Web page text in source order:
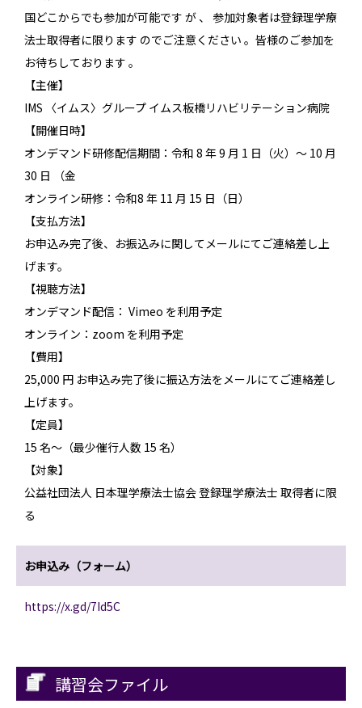
国どこからでも参加が可能です が 、 参加対象者は登録理学療
法士取得者に限ります のでご注意ください 。皆様のご参加を
お待ちしております 。
【主催】
IMS 〈イムス〉グループ イムス板橋リハビリテーション病院
【開催日時】
オンデマンド研修配信期間：令和 8 年 9 月 1 日（火）～ 10 月
30 日 （金
オンライン研修：令和8 年 11 月 15 日（日）
【支払方法】
お申込み完了後、お振込みに関してメールにてご連絡差し上
げます。
【視聴方法】
オンデマンド配信： Vimeo を利用予定
オンライン：zoom を利用予定
【費用】
25,000 円 お申込み完了後に振込方法をメールにてご連絡差し
上げます。
【定員】
15 名～（最少催行人数 15 名）
【対象】
公益社団法人 日本理学療法士協会 登録理学療法士 取得者に限
る
お申込み（フォーム）
https://x.gd/7Id5C
講習会ファイル